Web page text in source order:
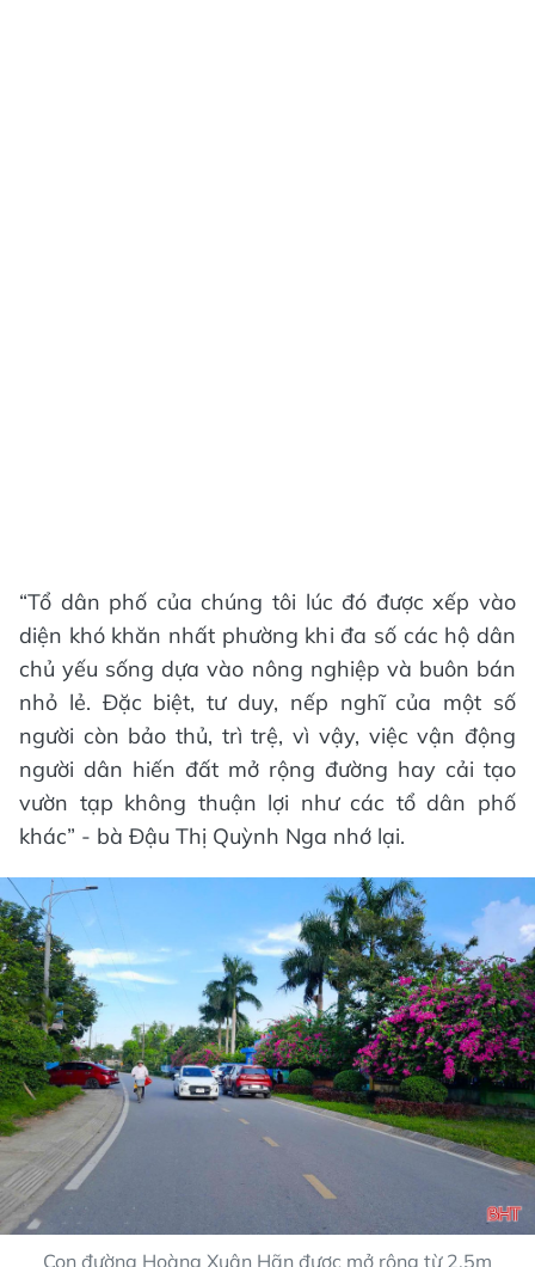
“Tổ dân phố của chúng tôi lúc đó được xếp vào
diện khó khăn nhất phường khi đa số các hộ dân
chủ yếu sống dựa vào nông nghiệp và buôn bán
nhỏ lẻ. Đặc biệt, tư duy, nếp nghĩ của một số
người còn bảo thủ, trì trệ, vì vậy, việc vận động
người dân hiến đất mở rộng đường hay cải tạo
vườn tạp không thuận lợi như các tổ dân phố
khác” - bà Đậu Thị Quỳnh Nga nhớ lại.
Con đường Hoàng Xuân Hãn được mở rộng từ 2,5m